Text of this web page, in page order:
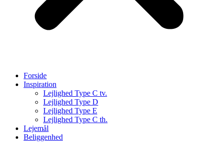
Forside
Inspiration
Lejlighed Type C tv.
Lejlighed Type D
Lejlighed Type E
Lejlighed Type C th.
Lejemål
Beliggenhed